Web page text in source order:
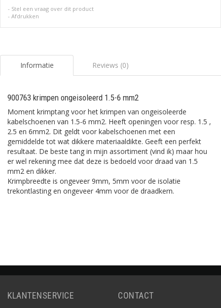
- Stel een vraag over dit product
- Afdrukken
Informatie Reviews (0)
900763 krimpen ongeisoleerd 1.5-6 mm2
Moment krimptang voor het krimpen van ongeisoleerde
kabelschoenen van 1.5-6 mm2. Heeft openingen voor resp. 1.5 ,
2.5 en 6mm2. Dit geldt voor kabelschoenen met een
gemiddelde tot wat dikkere materiaaldikte. Geeft een perfekt
resultaat. De beste tang in mijn assortiment (vind ik) maar hou
er wel rekening mee dat deze is bedoeld voor draad van 1.5
mm2 en dikker.
Krimpbreedte is ongeveer 9mm, 5mm voor de isolatie
trekontlasting en ongeveer 4mm voor de draadkern.
KLANTENSERVICE CONTACT